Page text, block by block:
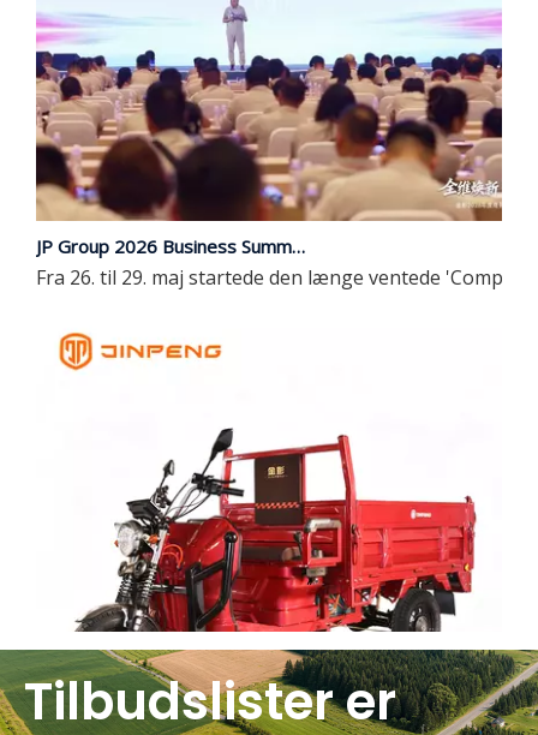
Fra 26. til 29. maj startede den længe ventede
Tilbudslister er